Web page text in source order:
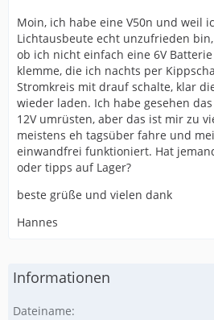
Moin, ich habe eine V50n und weil
Lichtausbeute echt unzufrieden
ob ich nicht einfach eine 6V
klemme, die ich nachts per
Stromkreis mit drauf schalte, klar
wieder laden. Ich habe gesehen
12V umrüsten, aber das ist mir zu
meistens eh tagsüber fahre und
einwandfrei funktioniert. Hat
oder tipps auf Lager?
beste grüße und vielen dank
Hannes
Informationen
Dateiname